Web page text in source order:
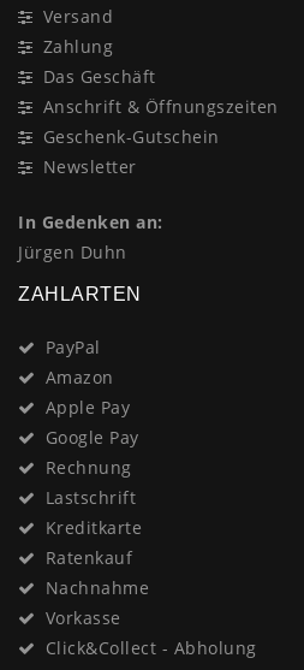
Versand
Zahlung
Das Geschäft
Anschrift & Öffnungszeiten
Geschenk-Gutschein
Newsletter
In Gedenken an:
Jürgen Duhn
ZAHLARTEN
PayPal
Amazon
Apple Pay
Google Pay
Rechnung
Lastschrift
Kreditkarte
Ratenkauf
Nachnahme
Vorkasse
Click&Collect - Abholung